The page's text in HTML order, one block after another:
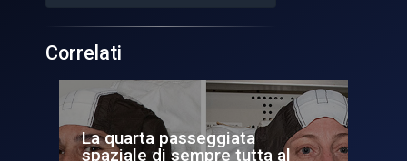
Correlati
#Spacetalk. Colloquio
spaziale per il Premier Conte